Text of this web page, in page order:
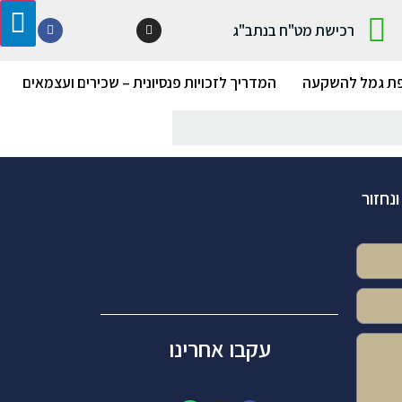
רכישת מט"ח בנתב"ג
גמל להשקעה המדריך לזכויות פנסיונית – שכירים ועצמאים
עקבו אחרינו